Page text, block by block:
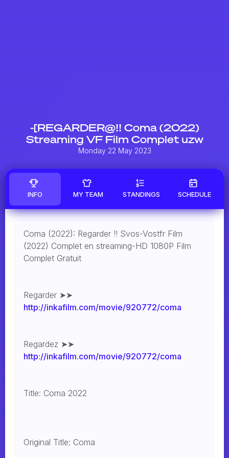
-[REGARDER@!! Coma (2022)
Streaming VF Film Complet uzw
Monday 22 May 2023
INFO MY TEAM STANDINGS SCHEDULE
Coma (2022): Regarder !! Svos-Vostfr Film
(2022) Complet en streaming-HD 1080P Film
Complet Gratuit
Regarder ➤➤
http://inkafilm.com/movie/920772/coma
Regardez ➤➤
http://inkafilm.com/movie/920772/coma
Title: Coma 2022
Original Title: Coma